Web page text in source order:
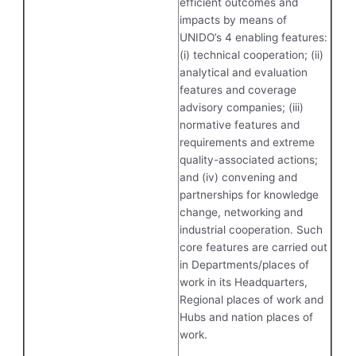
efficient outcomes and
impacts by means of
UNIDO’s 4 enabling features:
(i) technical cooperation; (ii)
analytical and evaluation
features and coverage
advisory companies; (iii)
normative features and
requirements and extreme
quality-associated actions;
and (iv) convening and
partnerships for knowledge
change, networking and
industrial cooperation. Such
core features are carried out
in Departments/places of
work in its Headquarters,
Regional places of work and
Hubs and nation places of
work.